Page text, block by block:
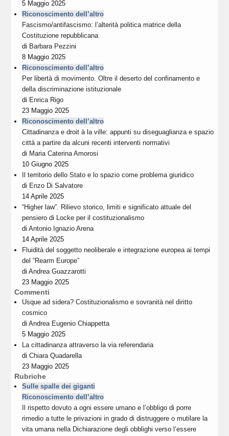
5 Maggio 2025
Riconoscimento dell’altro
Fascismo/antifascismo: l’alterità politica matrice della
Costituzione repubblicana
di Barbara Pezzini
8 Maggio 2025
Riconoscimento dell’altro
Per libertà di movimento. Oltre il deserto del confinamento e
della discriminazione istituzionale
di Enrica Rigo
23 Maggio 2025
Riconoscimento dell’altro
Cittadinanza e droit à la ville: appunti su diseguaglianza e spazio
città a partire da alcuni recenti interventi normativi
di Maria Caterina Amorosi
10 Giugno 2025
Il territorio dello Stato e lo spazio come problema giuridico
di Enzo Di Salvatore
14 Aprile 2025
“Higher law”. Rilievo storico, limiti e significato attuale del
pensiero di Locke per il costituzionalismo
diAntonio Ignazio Arena
14 Aprile 2025
Fluidità del soggetto neoliberale e integrazione europea ai tempi
del “Rearm Europe”
diAndrea Guazzarotti
23 Maggio 2025
Commenti
Usque ad sidera? Costituzionalismo e sovranità nel diritto
cosmico
diAndrea Eugenio Chiappetta
5 Maggio 2025
La cittadinanza attraverso la via referendaria
diChiara Quadarella
23 Maggio 2025
Rubriche
Sulle spalle dei giganti
Riconoscimento dell’altro
Il rispetto dovuto a ogni essere umano e l’obbligo di porre
rimedio a tutte le privazioni in grado di distruggere o mutilare la
vita umana nella Dichiarazione degli obblighi verso l’essere